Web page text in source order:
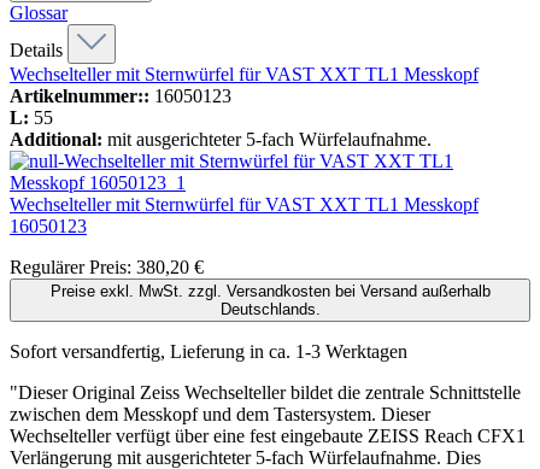
Glossar
Details
Wechselteller mit Sternwürfel für VAST XXT TL1 Messkopf
Artikelnummer:: 16050123
L: 55
Additional: mit ausgerichteter 5-fach Würfelaufnahme.
Wechselteller mit Sternwürfel für VAST XXT TL1 Messkopf
16050123
Regulärer Preis: 380,20 €
Preise exkl. MwSt. zzgl. Versandkosten bei Versand außerhalb
Deutschlands.
Sofort versandfertig, Lieferung in ca. 1-3 Werktagen
"Dieser Original Zeiss Wechselteller bildet die zentrale Schnittstelle
zwischen dem Messkopf und dem Tastersystem. Dieser
Wechselteller verfügt über eine fest eingebaute ZEISS Reach CFX1
Verlängerung mit ausgerichteter 5-fach Würfelaufnahme. Dies